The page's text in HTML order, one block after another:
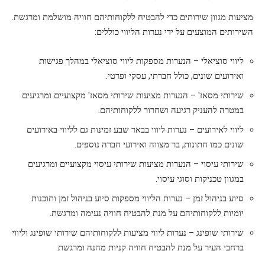
מציעות מגוון שירותים כדי להבטיח ללקוחותיהם חוויה מושלמת ומרגשת.
השירותים המוצעים על ידי נערות הליווי כוללים:
ליווי סוציאלי – הנערות מספקות ליווי סוציאלי במהלך פגישות
ואירועים שונים, כולל חברתי, עסקי ופרטי.
שירותי מסאז' – הנערות מציעות שירותי מסאז' מקצועיים ומרגיעים
במטרה להעניק רגיעה ושחרור ללקוחותיהם.
ליווי לאירועים – נערות ליווי בבאר שבע זמינות גם לליווי באירועים
שונים כמו חתונות, בר מצווה ואירועי חברה נוספים.
שירותי עיסוי – הנערות מציעות שירותי עיסוי מקצועיים ומרגיעים
במגוון טכניקות וסוגי עיסוי.
סיוע בניהול זמן – נערות הליווי מספקות סיוע בניהול זמן ותוכנות
יומיות ללקוחותיהם על מנת להבטיח חוויה נעימה ומרגשת.
שירותי שופינג – נערות ליווי מציעות ללקוחותיהם שירותי שופינג וליווי
ברחבי העיר על מנת להבטיח חוויה קניות מהנה ומרגשת.